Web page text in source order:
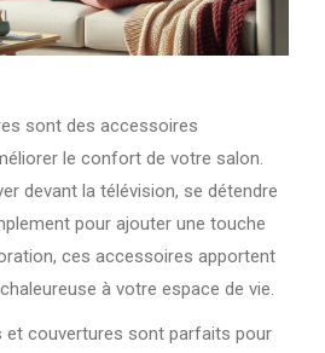
sont des accessoires
le confort de votre salon.
devant la télévision, se détendre
pour ajouter une touche
ces accessoires apportent
à votre espace de vie.
et couvertures sont parfaits pour